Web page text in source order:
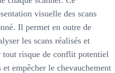
visuelle des scans
Il permet en outre de
les scans réalisés et
risque de conflit potentiel
empêcher le chevauchement